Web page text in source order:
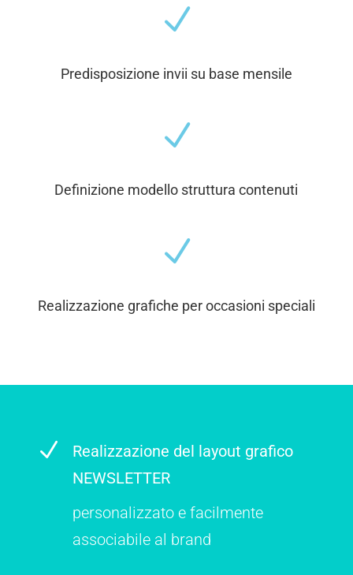
N
Predisposizione invii su base mensile
N
Definizione modello struttura contenuti
N
Realizzazione grafiche per occasioni speciali
N
Realizzazione del layout grafico
NEWSLETTER
personalizzato e facilmente
associabile al brand